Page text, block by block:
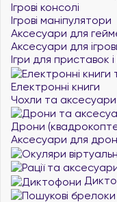
Ігрові консолі
Ігрові маніпулятори
Аксесуари для
Аксесуари для
Ігри для приставок
Електронні книги
Чохли та
Дрони
Аксесуари для